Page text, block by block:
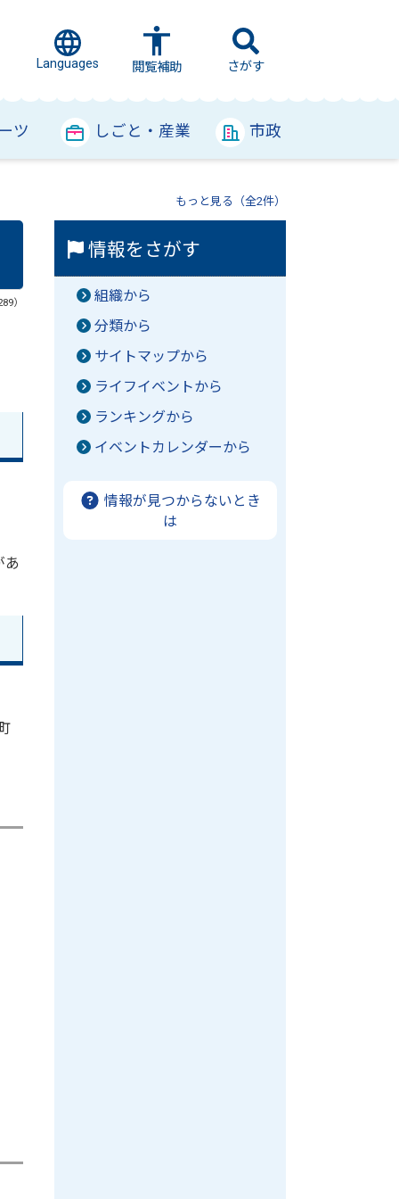
Languages 閲覧補助 さがす
ツ しごと・産業 市政
もっと見る（全2件）
）
あ
情報をさがす
組織から
分類から
サイトマップから
ライフイベントから
ランキングから
イベントカレンダーから
情報が見つからないとき
は